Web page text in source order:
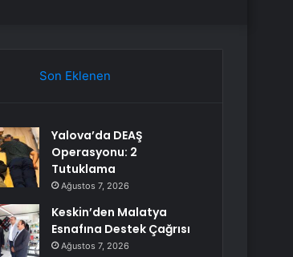
Son Eklenen
Yalova’da DEAŞ
Operasyonu: 2
Tutuklama
Ağustos 7, 2026
Keskin’den Malatya
Esnafına Destek Çağrısı
Ağustos 7, 2026